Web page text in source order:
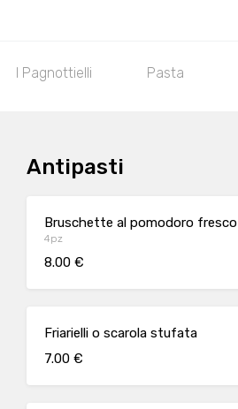
I Pagnottielli Pasta
Antipasti
Bruschette al pomodoro fresco
4pz
8.00 €
Friarielli o scarola stufata
7.00 €